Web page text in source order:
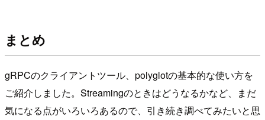
まとめ
gRPCのクライアントツール、polyglotの基本的な使い方を
ご紹介しました。Streamingのときはどうなるかなど、まだ
気になる点がいろいろあるので、引き続き調べてみたいと思